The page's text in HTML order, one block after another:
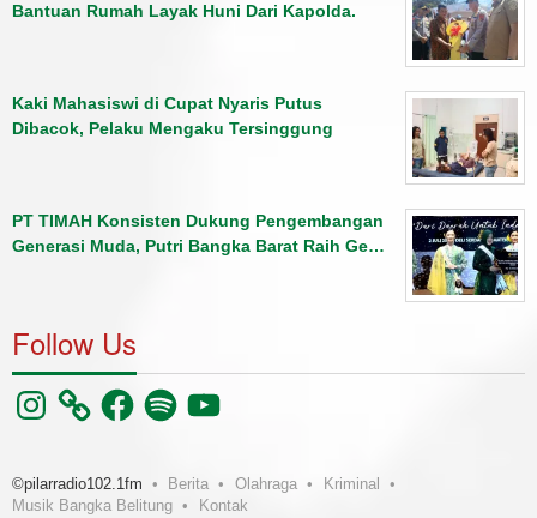
Bantuan Rumah Layak Huni Dari Kapolda.
Kaki Mahasiswi di Cupat Nyaris Putus
Dibacok, Pelaku Mengaku Tersinggung
PT TIMAH Konsisten Dukung Pengembangan
Generasi Muda, Putri Bangka Barat Raih Ge…
Follow Us
Instagram FacebookSpotifyYouTube
©pilarradio102.1fm Berita Olahraga
Kriminal
Musik Bangka Belitung
Kontak